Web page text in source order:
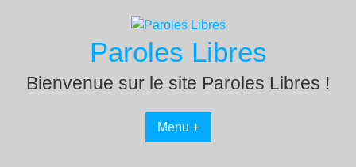
Paroles Libres
Bienvenue sur le site Paroles Libres !
Menu +